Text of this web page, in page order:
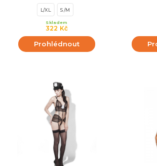
L/XL S/M
322 Kč
Skladem
Prohlédnout